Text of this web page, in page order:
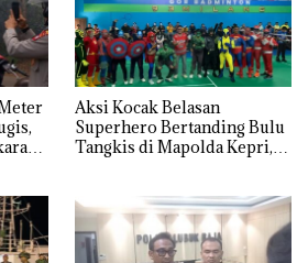
Aksi Kocak Belasan
Superhero Bertanding Bulu
Tangkis di Mapolda Kepri,